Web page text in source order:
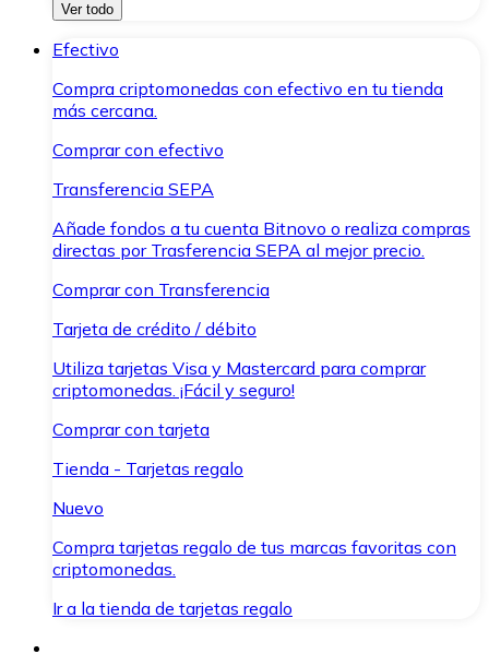
Ver todo
Efectivo
Compra criptomonedas con efectivo en tu tienda
más cercana.
Comprar con efectivo
Transferencia SEPA
Añade fondos a tu cuenta Bitnovo o realiza compras
directas por Trasferencia SEPA al mejor precio.
Comprar con Transferencia
Tarjeta de crédito / débito
Utiliza tarjetas Visa y Mastercard para comprar
criptomonedas. ¡Fácil y seguro!
Comprar con tarjeta
Tienda - Tarjetas regalo
Nuevo
Compra tarjetas regalo de tus marcas favoritas con
criptomonedas.
Ir a la tienda de tarjetas regalo